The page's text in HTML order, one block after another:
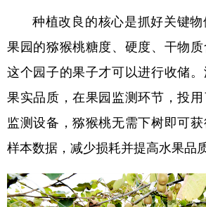
Русский язык 日本
Deutsch Português
种植改良的核心是抓好关键
果园的猕猴桃糖度、硬度、干物质
这个园子的果子才可以进行收储
果实品质，在果园监测环节，投
监测设备，猕猴桃无需下树即可
样本数据，减少损耗并提高水果品